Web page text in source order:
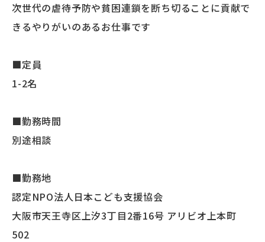
次世代の虐待予防や貧困連鎖を断ち切ることに貢献で
きるやりがいのあるお仕事です
■定員
1-2名
■勤務時間
別途相談
■勤務地
認定NPO法人日本こども支援協会
大阪市天王寺区上汐3丁目2番16号 アリビオ上本町
502